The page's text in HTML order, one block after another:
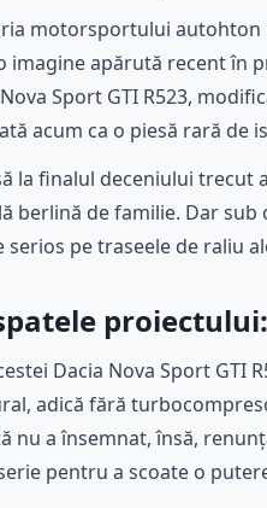
motorsportului
imagine apărută recent în
Sport GTI R523,
acum ca o piesă rară
la finalul deceniului trecut
berlină de familie. Dar
serios pe traseele de raliu
Dacia Nova Sport
adică fără
nu a însemnat, însă,
pentru a scoate o